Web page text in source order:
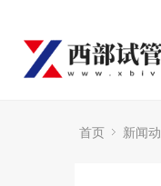
首页 新闻